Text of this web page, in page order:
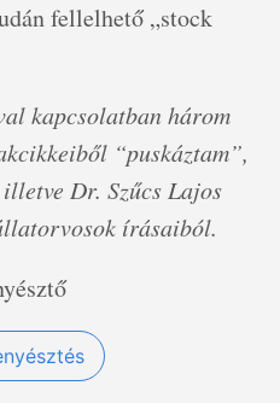
fellelhető „stock
kapcsolatban három
“puskáztam”,
Dr. Szűcs Lajos
írásaiból.